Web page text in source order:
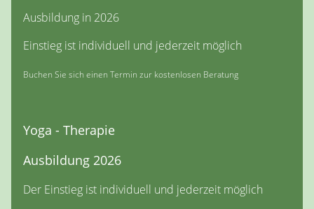
Ausbildung in 2026
Einstieg ist individuell und jederzeit möglich
Buchen Sie sich einen Termin zur kostenlosen Beratung
Yoga - Therapie
Ausbildung 2026
Der Einstieg ist individuell und jederzeit möglich